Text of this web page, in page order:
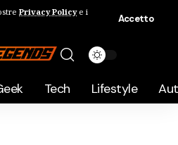
Privacy Policye i
Accetto
Tech Lifestyle